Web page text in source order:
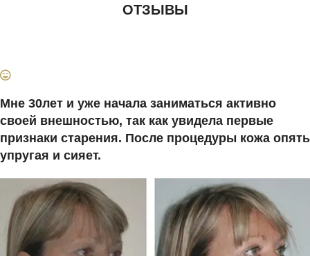
ОТЗЫВЫ
Мне 30лет и уже начала заниматься активно
своей внешностью, так как увидела первые
признаки старения. После процедуры кожа опять
упругая и сияет.